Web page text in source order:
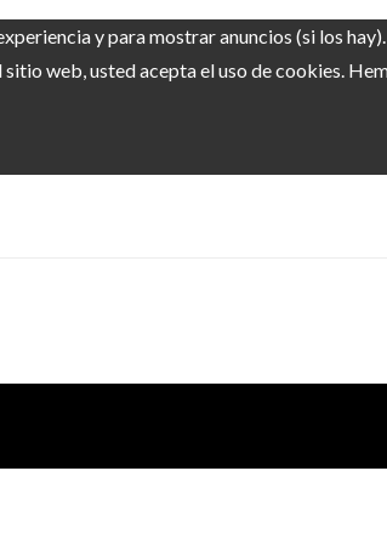
y para mostrar anuncios (si los
web, usted acepta el uso de cookies.